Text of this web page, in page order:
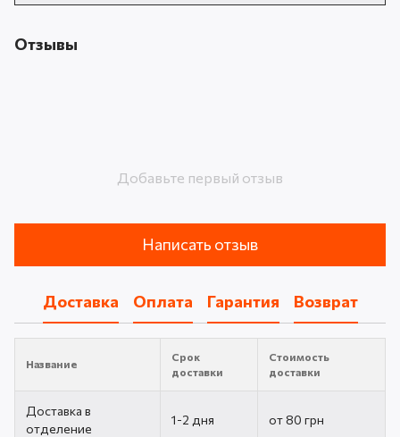
Отзывы
Добавьте первый отзыв
Написать отзыв
Доставка Оплата Гарантия Возврат
Название
Срок
доставки
Стоимость
доставки
Доставка в
отделение
1-2 дня от 80 грн